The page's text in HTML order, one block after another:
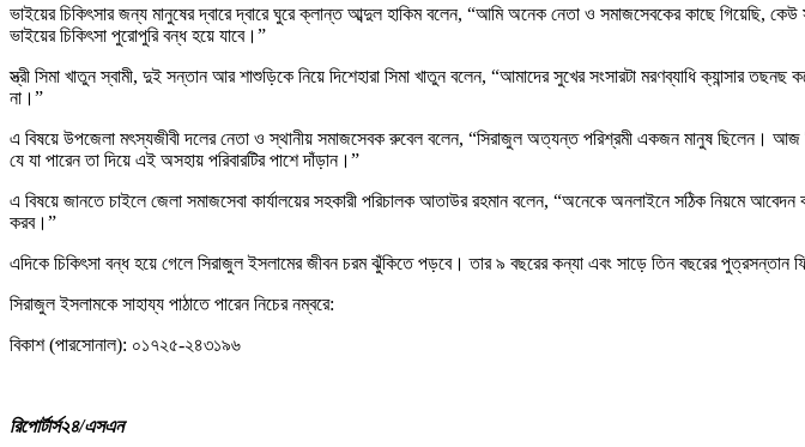
ভাইয়ের চিকিৎসার জন্য মানুষের দ্বারে দ্বারে ঘুরে ক্লান্ত আব্দুল হাকিম বলেন, “আমি অনেক নেতা ও সমাজসেবকের কাছে গিয়েছি,
ভাইয়ের চিকিৎসা পুরোপুরি বন্ধ হয়ে যাবে।”
স্ত্রী সিমা খাতুন স্বামী, দুই সন্তান আর শাশুড়িকে নিয়ে দিশেহারা সিমা খাতুন বলেন, “আমাদের সুখের সংসারটা মরণব্যাধি ক্যান্সার
না।”
এ বিষয়ে উপজেলা মৎস্যজীবী দলের নেতা ও স্থানীয় সমাজসেবক রুবেল বলেন, “সিরাজুল অত্যন্ত পরিশ্রমী একজন মানুষ ছিলেন।
যে যা পারেন তা দিয়ে এই অসহায় পরিবারটির পাশে দাঁড়ান।”
এ বিষয়ে জানতে চাইলে জেলা সমাজসেবা কার্যালয়ের সহকারী পরিচালক আতাউর রহমান বলেন, “অনেকে অনলাইনে সঠিক নিয়মে
করব।”
এদিকে চিকিৎসা বন্ধ হয়ে গেলে সিরাজুল ইসলামের জীবন চরম ঝুঁকিতে পড়বে। তার ৯ বছরের কন্যা এবং সাড়ে তিন বছরের পুত্রসন্তান
সিরাজুল ইসলামকে সাহায্য পাঠাতে পারেন নিচের নম্বরে:
বিকাশ (পারসোনাল): ০১৭২৫-২৪৩১৯৬
রিপোর্টার্স২৪/এসএন